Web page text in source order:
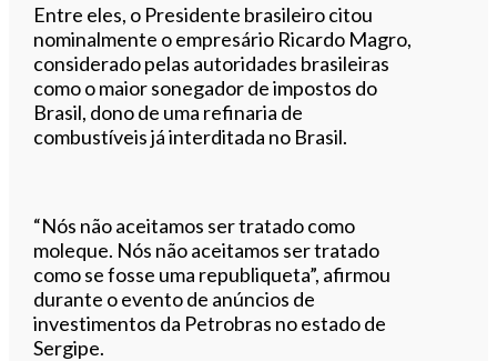
Entre eles, o Presidente brasileiro citou
nominalmente o empresário Ricardo Magro,
considerado pelas autoridades brasileiras
como o maior sonegador de impostos do
Brasil, dono de uma refinaria de
combustíveis já interditada no Brasil.
“Nós não aceitamos ser tratado como
moleque. Nós não aceitamos ser tratado
como se fosse uma republiqueta”, afirmou
durante o evento de anúncios de
investimentos da Petrobras no estado de
Sergipe.